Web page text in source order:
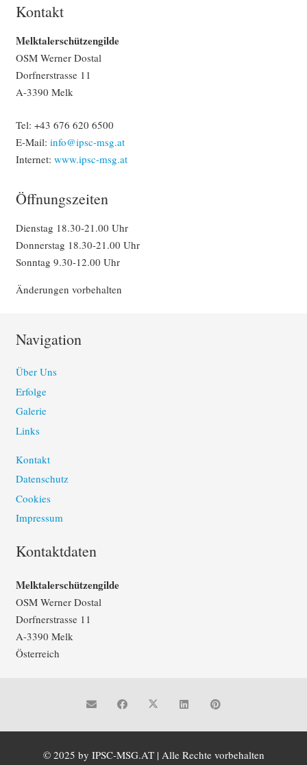
Kontakt
Melktalerschützengilde
OSM Werner Dostal
Dorfnerstrasse 11
A-3390 Melk
Tel: +43 676 620 6500‬
E-Mail: info@ipsc-msg.at
Internet: www.ipsc-msg.at
Öffnungszeiten
Dienstag 18.30-21.00 Uhr
Donnerstag 18.30-21.00 Uhr
Sonntag 9.30-12.00 Uhr
Änderungen vorbehalten
Navigation
Über Uns
Erfolge
Galerie
Links
Kontakt
Datenschutz
Cookies
Impressum
Kontaktdaten
Melktalerschützengilde
OSM Werner Dostal
Dorfnerstrasse 11
A-3390 Melk
Österreich
© 2025 by IPSC-MSG.AT | Alle Rechte vorbehalten